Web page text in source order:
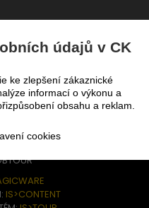
82 41
IS>CONTENT
údajů v CK
ke zlepšení zákaznické
informací o výkonu a
obsahu a reklam.
cookies